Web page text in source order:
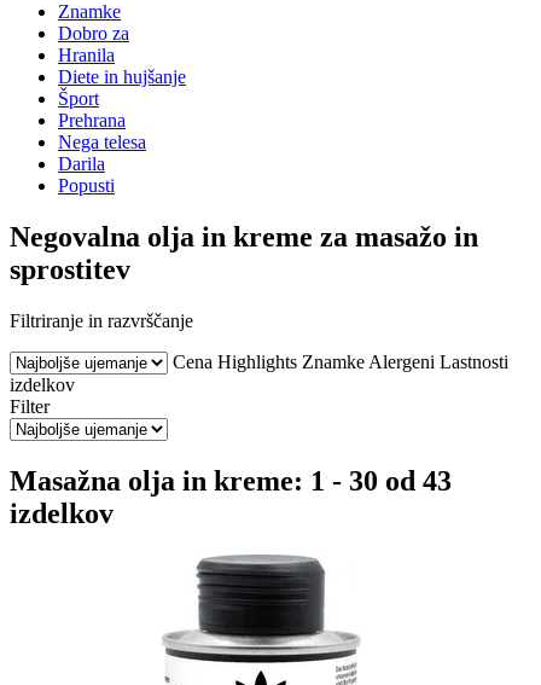
Znamke
Dobro za
Hranila
Diete in hujšanje
Šport
Prehrana
Nega telesa
Darila
Popusti
Negovalna olja in kreme za masažo in
sprostitev
Filtriranje in razvrščanje
Cena Highlights Znamke Alergeni Lastnosti
izdelkov
Filter
Masažna olja in kreme: 1 - 30 od 43
izdelkov